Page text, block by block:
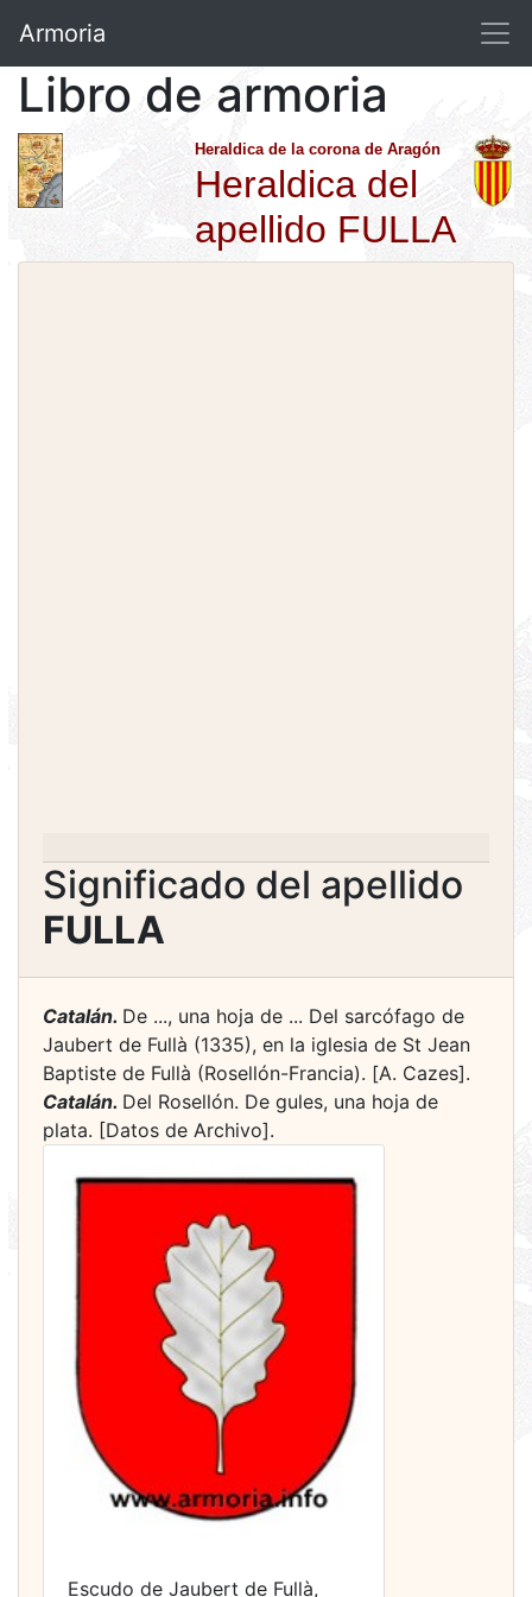
Armoria
Libro de armoria
Heraldica de la corona de Aragón
Heraldica del
apellido FULLA
Significado del apellido
FULLA
Catalán. De ..., una hoja de ... Del sarcófago de
Jaubert de Fullà (1335), en la iglesia de St Jean
Baptiste de Fullà (Rosellón-Francia). [A. Cazes].
Catalán. Del Rosellón. De gules, una hoja de
plata. [Datos de Archivo].
Escudo de Jaubert de Fullà,